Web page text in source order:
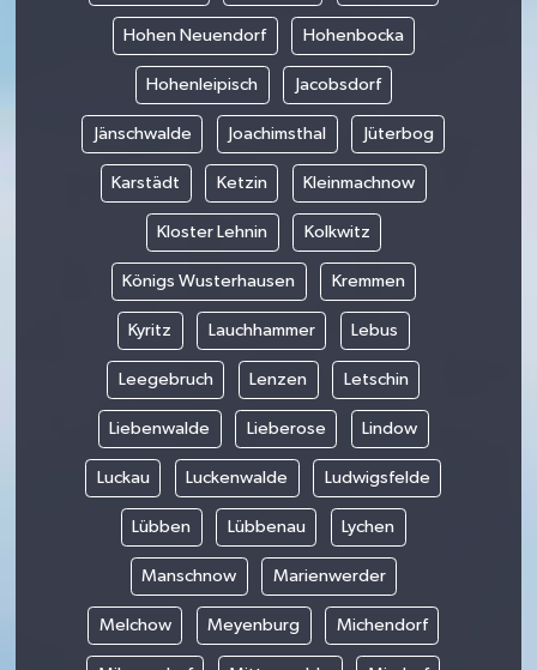
Hohen Neuendorf Hohenbocka
Hohenleipisch Jacobsdorf
Jänschwalde Joachimsthal Jüterbog
Karstädt Ketzin Kleinmachnow
Kloster Lehnin Kolkwitz
Königs Wusterhausen Kremmen
Kyritz Lauchhammer Lebus
Leegebruch Lenzen Letschin
Liebenwalde Lieberose Lindow
Luckau Luckenwalde Ludwigsfelde
Lübben Lübbenau Lychen
Manschnow Marienwerder
Melchow Meyenburg Michendorf